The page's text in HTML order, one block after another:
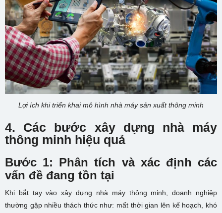
Lợi ích khi triển khai mô hình nhà máy sản xuất thông minh
4. Các bước xây dựng nhà máy
thông minh hiệu quả
Bước 1: Phân tích và xác định các
vấn đề đang tồn tại
Khi bắt tay vào xây dựng nhà máy thông minh, doanh nghiệp
thường gặp nhiều thách thức như: mất thời gian lên kế hoạch, khó